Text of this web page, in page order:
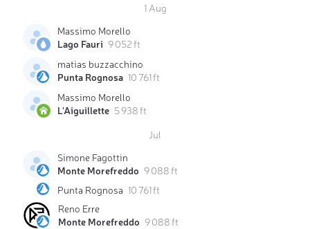
1 Aug
Massimo Morello
Lago Fauri 9 052 ft
matias buzzacchino
Punta Rognosa 10 761 ft
Massimo Morello
L'Aiguillette 5 938 ft
Jul
Simone Fagottin
Monte Morefreddo 9 088 ft
Punta Rognosa 10 761 ft
Reno Erre
Monte Morefreddo 9 088 ft